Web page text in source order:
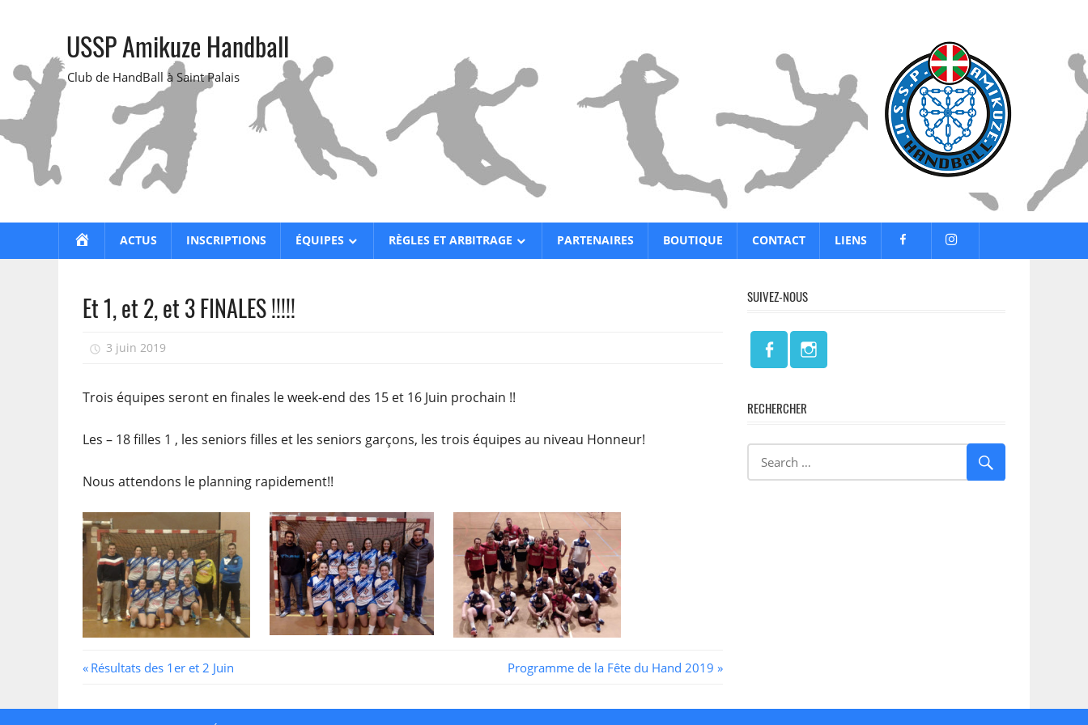
USSP Amikuze Handball
Club de HandBall à Saint Palais
ACCUEILACTUS INSCRIPTIONS ÉQUIPES RÈGLES ET ARBITRAGE PARTENAIRES BOUTIQUE CONTACT LIENS
Et 1, et 2, et 3 FINALES !!!!!
3 juin 2019
Trois équipes seront en finales le week-end des 15 et 16 Juin prochain !!
Les – 18 filles 1 , les seniors filles et les seniors garçons, les trois équipes au niveau Honneur!
Nous attendons le planning rapidement!!
Navigation
de
Previous
Résultats des 1er et 2 Juin
Next
Programme de la Fête du Hand 2019
SUIVEZ-NOUS
RECHERCHER